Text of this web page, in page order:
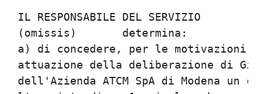
IL RESPONSABILE DEL SERVIZIO
(omissis)	determina:
a) di concedere, per le motivazioni
attuazione della deliberazione di
dell'Azienda ATCM SpA di Modena un